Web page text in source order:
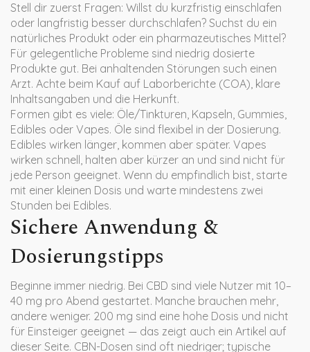
Stell dir zuerst Fragen: Willst du kurzfristig einschlafen
oder langfristig besser durchschlafen? Suchst du ein
natürliches Produkt oder ein pharmazeutisches Mittel?
Für gelegentliche Probleme sind niedrig dosierte
Produkte gut. Bei anhaltenden Störungen such einen
Arzt. Achte beim Kauf auf Laborberichte (COA), klare
Inhaltsangaben und die Herkunft.
Formen gibt es viele: Öle/Tinkturen, Kapseln, Gummies,
Edibles oder Vapes. Öle sind flexibel in der Dosierung.
Edibles wirken länger, kommen aber später. Vapes
wirken schnell, halten aber kürzer an und sind nicht für
jede Person geeignet. Wenn du empfindlich bist, starte
mit einer kleinen Dosis und warte mindestens zwei
Stunden bei Edibles.
Sichere Anwendung &
Dosierungstipps
Beginne immer niedrig. Bei CBD sind viele Nutzer mit 10–
40 mg pro Abend gestartet. Manche brauchen mehr,
andere weniger. 200 mg sind eine hohe Dosis und nicht
für Einsteiger geeignet — das zeigt auch ein Artikel auf
dieser Seite. CBN-Dosen sind oft niedriger; typische